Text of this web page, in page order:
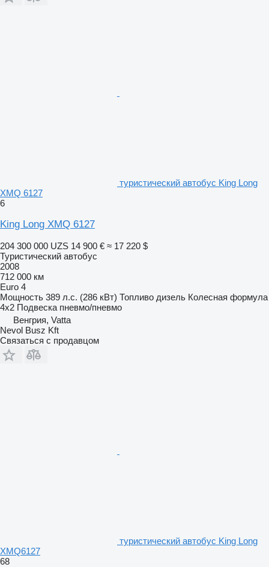
туристический автобус King Long
XMQ 6127
6
King Long XMQ 6127
204 300 000 UZS 14 900 € ≈ 17 220 $
Туристический автобус
2008
712 000 км
Euro 4
Мощность 389 л.с. (286 кВт) Топливо дизель Колесная формула
4x2 Подвеска пневмо/пневмо
Венгрия, Vatta
Nevol Busz Kft
Связаться с продавцом
туристический автобус King Long
XMQ6127
68